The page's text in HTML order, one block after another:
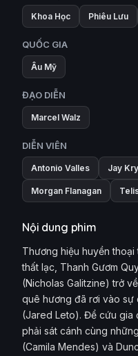
Khoa Học Phiêu Lưu
QUỐC GIA
Âu Mỹ
ĐẠO DIỄN
Marcel Walz
DIỄN VIÊN
Antonio Valles Jay
Morgan Flanagan
Nội dung phim
Thương hiệu huyền thoại
thất lạc, Thanh Gươm
(Nicholas Galitzine) trở
quê hương đã rơi vào sự
(Jared Leto). Để cứu gia
phải sát cánh cùng
(Camila Mendes) và